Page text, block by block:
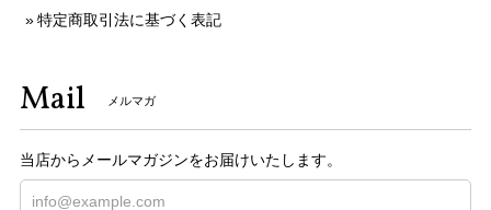
特定商取引法に基づく表記
Mail メルマガ
当店からメールマガジンをお届けいたします。